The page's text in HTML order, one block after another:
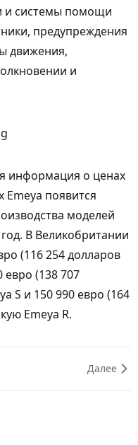
и системы помощи
предупреждения
движения,
и
информация о ценах
Emeya появится
моделей
В Великобритании
(116 254 долларов
(138 707
S и 150 990 евро (164
Emeya R.
Далее